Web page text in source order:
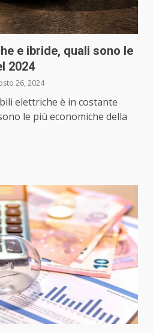
e ibride, quali sono le
2024
26, 2024
elettriche è in costante
le più economiche della